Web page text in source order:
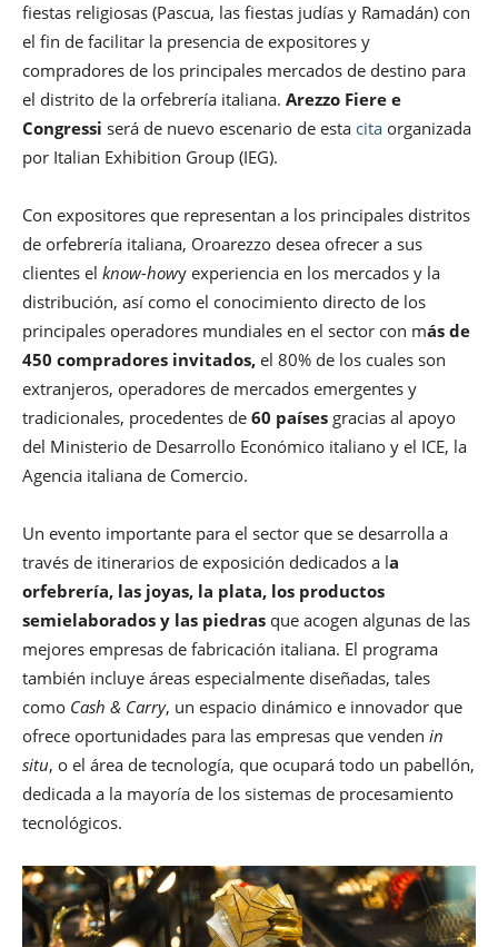
fiestas religiosas (Pascua, las fiestas judías y Ramadán) con
el fin de facilitar la presencia de expositores y
compradores de los principales mercados de destino para
el distrito de la orfebrería italiana. Arezzo Fiere e
Congressi será de nuevo escenario de esta cita organizada
por Italian Exhibition Group (IEG).
Con expositores que representan a los principales distritos
de orfebrería italiana, Oroarezzo desea ofrecer a sus
clientes el know-howy experiencia en los mercados y la
distribución, así como el conocimiento directo de los
principales operadores mundiales en el sector con más de
450 compradores invitados, el 80% de los cuales son
extranjeros, operadores de mercados emergentes y
tradicionales, procedentes de 60 países gracias al apoyo
del Ministerio de Desarrollo Económico italiano y el ICE, la
Agencia italiana de Comercio.
Un evento importante para el sector que se desarrolla a
través de itinerarios de exposición dedicados a la
orfebrería, las joyas, la plata, los productos
semielaborados y las piedras que acogen algunas de las
mejores empresas de fabricación italiana. El programa
también incluye áreas especialmente diseñadas, tales
como Cash & Carry, un espacio dinámico e innovador que
ofrece oportunidades para las empresas que venden in
situ, o el área de tecnología, que ocupará todo un pabellón,
dedicada a la mayoría de los sistemas de procesamiento
tecnológicos.